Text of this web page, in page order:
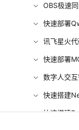
OBS极速
快速部署
讯飞星火
快速部署
数字人交
快速搭建
快速搭建